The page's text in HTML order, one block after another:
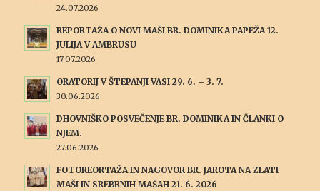
24.07.2026
REPORTAŽA O NOVI MAŠI BR. DOMINIKA PAPEŽA 12.
JULIJA V AMBRUSU
17.07.2026
ORATORIJ V ŠTEPANJI VASI 29. 6. – 3. 7.
30.06.2026
DHOVNIŠKO POSVEČENJE BR. DOMINIKA IN ČLANKI O
NJEM.
27.06.2026
FOTOREORTAŽA IN NAGOVOR BR. JAROTA NA ZLATI
MAŠI IN SREBRNIH MAŠAH 21. 6. 2026